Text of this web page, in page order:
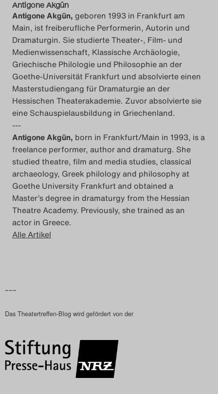
Antigone Akgün
Antigone Akgün, geboren 1993 in Frankfurt am
Main, ist freiberufliche Performerin, Autorin und
Dramaturgin. Sie studierte Theater-, Film- und
Medienwissenschaft, Klassische Archäologie,
Griechische Philologie und Philosophie an der
Goethe-Universität Frankfurt und absolvierte einen
Masterstudiengang für Dramaturgie an der
Hessischen Theaterakademie. Zuvor absolvierte sie
eine Schauspielausbildung in Griechenland.
---
Antigone Akgün, born in Frankfurt/Main in 1993, is a
freelance performer, author and dramaturg. She
studied theatre, film and media studies, classical
archaeology, Greek philology and philosophy at
Goethe University Frankfurt and obtained a
Master’s degree in dramaturgy from the Hessian
Theatre Academy. Previously, she trained as an
actor in Greece.
Alle Artikel
–––
Das Theatertreffen-Blog wird gefördert von der